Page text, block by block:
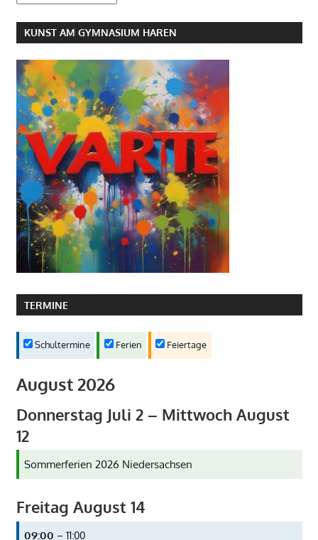
KUNST AM GYMNASIUM HAREN
TERMINE
Schultermine Ferien Feiertage
August 2026
Donnerstag Juli 2– Mittwoch August
12
Sommerferien 2026 Niedersachsen
Freitag August 14
09:00 – 11:00